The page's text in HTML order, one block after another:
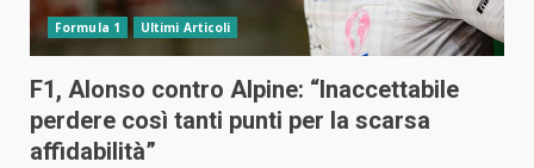
Formula 1 Ultimi Articoli
F1, Alonso contro Alpine: “Inaccettabile
perdere così tanti punti per la scarsa
affidabilità”